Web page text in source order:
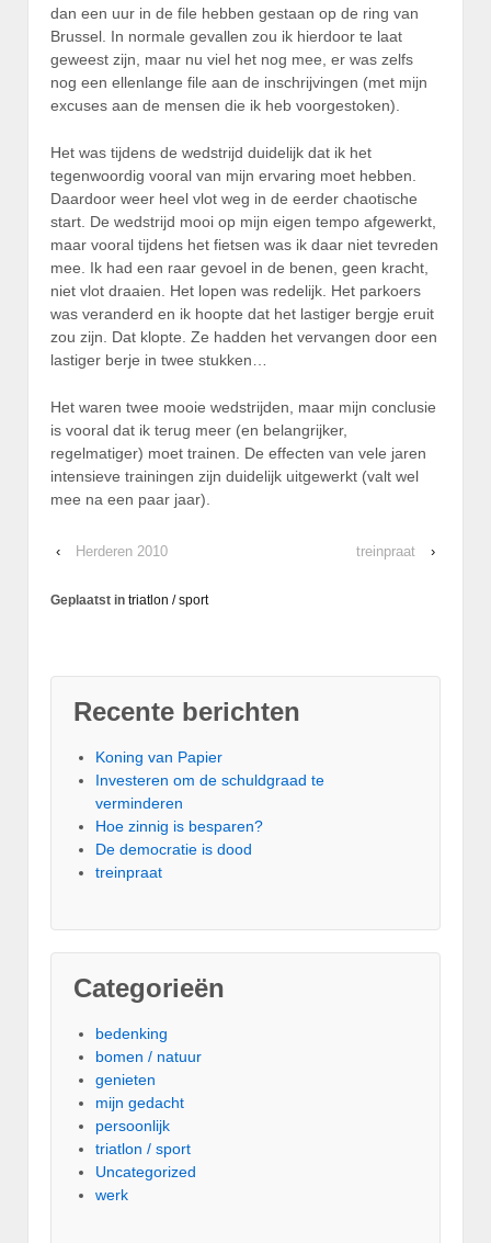
dan een uur in de file hebben gestaan op de ring van
Brussel. In normale gevallen zou ik hierdoor te laat
geweest zijn, maar nu viel het nog mee, er was zelfs
nog een ellenlange file aan de inschrijvingen (met mijn
excuses aan de mensen die ik heb voorgestoken).
Het was tijdens de wedstrijd duidelijk dat ik het
tegenwoordig vooral van mijn ervaring moet hebben.
Daardoor weer heel vlot weg in de eerder chaotische
start. De wedstrijd mooi op mijn eigen tempo afgewerkt,
maar vooral tijdens het fietsen was ik daar niet tevreden
mee. Ik had een raar gevoel in de benen, geen kracht,
niet vlot draaien. Het lopen was redelijk. Het parkoers
was veranderd en ik hoopte dat het lastiger bergje eruit
zou zijn. Dat klopte. Ze hadden het vervangen door een
lastiger berje in twee stukken…
Het waren twee mooie wedstrijden, maar mijn conclusie
is vooral dat ik terug meer (en belangrijker,
regelmatiger) moet trainen. De effecten van vele jaren
intensieve trainingen zijn duidelijk uitgewerkt (valt wel
mee na een paar jaar).
‹ Herderen 2010 treinpraat ›
Geplaatst in triatlon / sport
Recente berichten
Koning van Papier
Investeren om de schuldgraad te
verminderen
Hoe zinnig is besparen?
De democratie is dood
treinpraat
Categorieën
bedenking
bomen / natuur
genieten
mijn gedacht
persoonlijk
triatlon / sport
Uncategorized
werk